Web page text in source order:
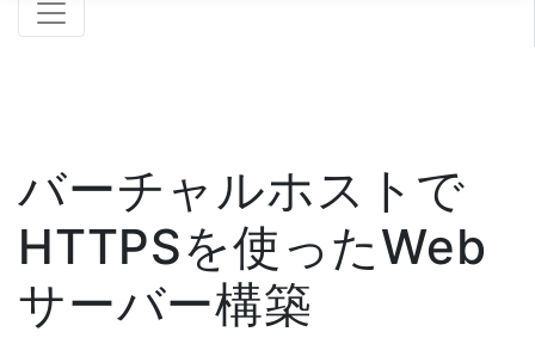
バーチャルホストで
HTTPSを使ったWeb
サーバー構築